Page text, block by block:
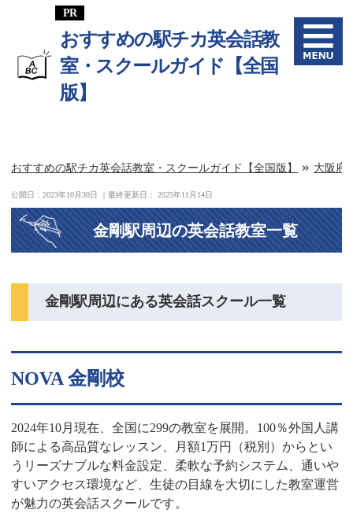
おすすめの駅チカ英会話教
室・スクールガイド【全国
版】
おすすめの駅チカ英会話教室・スクールガイド【全国版】 » 大阪府
公開日：2023年10月30日 ｜最終更新日：2025年11月14日
金剛駅周辺の英会話教室一覧
金剛駅周辺にある英会話スクール一覧
NOVA 金剛校
2024年10月現在、全国に299の教室を展開。100％外国人講
師による高品質なレッスン、月額1万円（税別）からとい
うリーズナブルな料金設定、柔軟な予約システム、通いや
すいアクセス環境など、生徒の目線を大切にした教室運営
が魅力の英会話スクールです。